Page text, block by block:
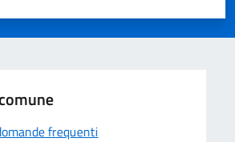
5 stelle su 5
stelle su 5
su 5
5
frequenti